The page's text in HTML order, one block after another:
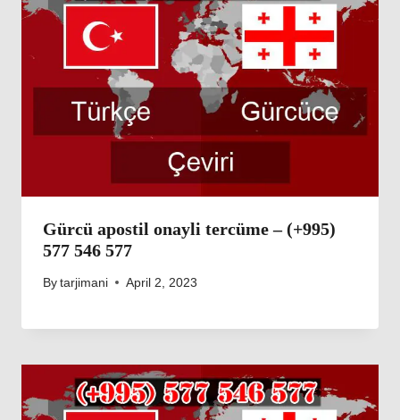
Gürcü apostil onayli tercüme – (+995)
577 546 577
By tarjimani April 2, 2023